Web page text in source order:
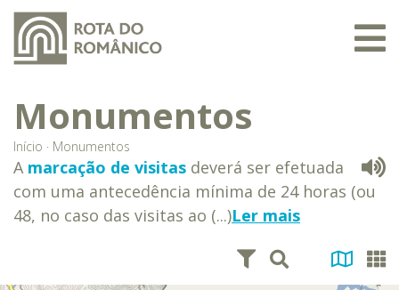
Monumentos
Início · Monumentos
A marcação de visitas deverá ser efetuada
com uma antecedência mínima de 24 horas (ou
48, no caso das visitas ao (...)Ler mais